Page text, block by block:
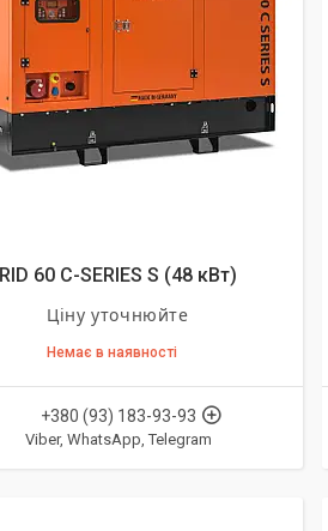
RID 60 C-SERIES S (48 кВт)
Ціну уточнюйте
Немає в наявності
+380 (93) 183-93-93
Viber, WhatsApp, Telegram